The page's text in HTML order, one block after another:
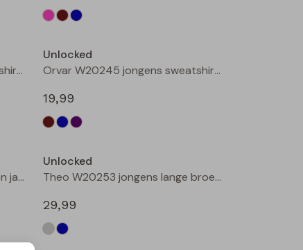
Orvar W20245 jongens sweatshirt Petrol
Unlocked
Orvar W20245 jongens sweatshirt Aubergine
19,99
3317103 W20316 jongens buiten jack Camel
Unlocked
Theo W20253 jongens lange broek Denim grey
29,99